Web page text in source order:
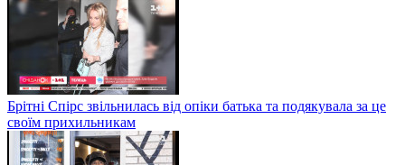
Брітні Спірс звільнилась від опіки батька та подякувала за це
своїм прихильникам